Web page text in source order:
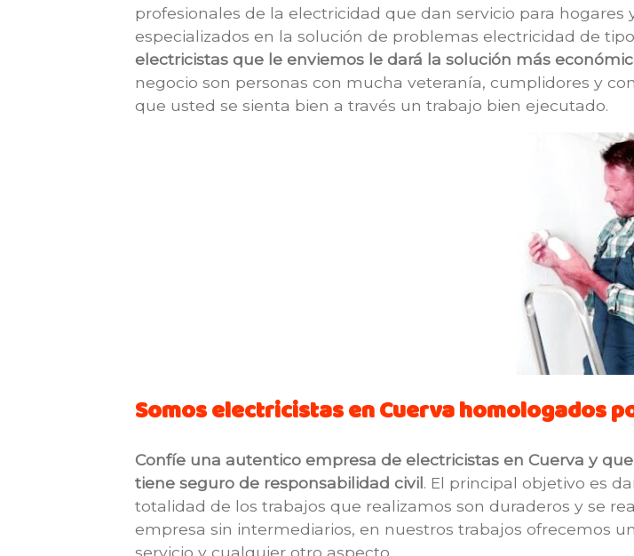
profesionales de la electricidad que dan servicio para
especializados en la solución de problemas electricidad de
electricistas que le enviemos le dará la solución más
negocio son personas con mucha veteranía, cumplidores y
que usted se sienta bien a través un trabajo bien ejecutado.
Somos electricistas en Cuerva homologados
Confíe una autentico empresa de electricistas en Cuerva y
tiene seguro de responsabilidad civil. El principal objetivo es
totalidad de los trabajos que realizamos son duraderos y se
empresa sin intermediarios, en nuestros trabajos ofrecemos
servicio y cualquier otro aspecto.